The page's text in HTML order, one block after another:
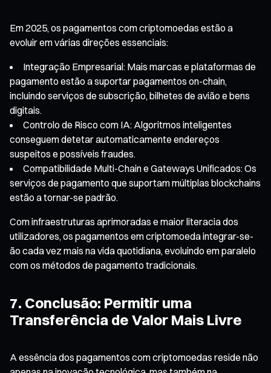
Em 2025, os pagamentos com criptomoedas estão a
evoluir em várias direções essenciais:
Integração Empresarial: Mais marcas e plataformas de
pagamento estão a suportar pagamentos on-chain,
incluindo serviços de subscrição, bilhetes de avião e bens
digitais.
Controlo de Risco com IA: Algoritmos inteligentes
conseguem detetar automaticamente endereços
suspeitos e possíveis fraudes.
Compatibilidade Multi-Chain e Gateways Unificados: Os
serviços de pagamento que suportam múltiplas blockchains
estão a tornar-se padrão.
Com infraestruturas aprimoradas e maior literacia dos
utilizadores, os pagamentos em criptomoeda integrar-se-
ão cada vez mais na vida quotidiana, evoluindo em paralelo
com os métodos de pagamento tradicionais.
7. Conclusão: Permitir uma
Transferência de Valor Mais Livre
A essência dos pagamentos com criptomoedas reside não